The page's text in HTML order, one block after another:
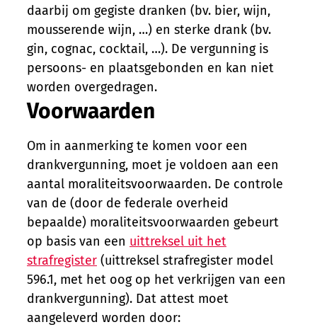
daarbij om gegiste dranken (bv. bier, wijn,
mousserende wijn, …) en sterke drank (bv.
gin, cognac, cocktail, …). De vergunning is
persoons- en plaatsgebonden en kan niet
worden overgedragen.
Voorwaarden
Om in aanmerking te komen voor een
drankvergunning, moet je voldoen aan een
aantal moraliteitsvoorwaarden. De controle
van de (door de federale overheid
bepaalde) moraliteitsvoorwaarden gebeurt
op basis van een uittreksel uit het
strafregister (uittreksel strafregister model
596.1, met het oog op het verkrijgen van een
drankvergunning). Dat attest moet
aangeleverd worden door: